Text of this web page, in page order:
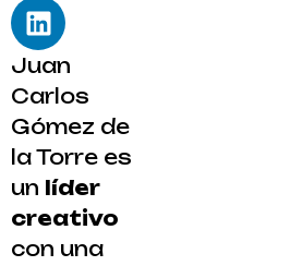
Juan
Carlos
Gómez de
la Torre es
un líder
creativo
con una